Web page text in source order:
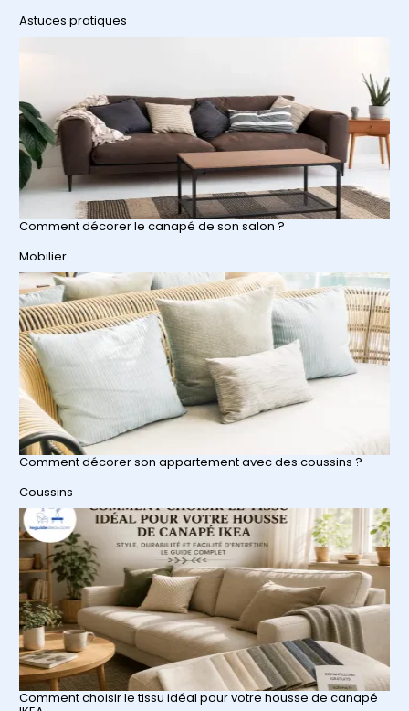
Par rapport à
Astuces pratiques
Comment décorer le canapé de son salon ?
Par rapport à
Mobilier
Comment décorer son appartement avec des coussins ?
Par rapport à
Coussins
Comment choisir le tissu idéal pour votre housse de canapé